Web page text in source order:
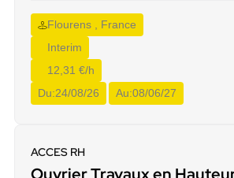
Flourens , France
Interim
12,31 €/h
Du:24/08/26 Au:08/06/27
ACCES RH